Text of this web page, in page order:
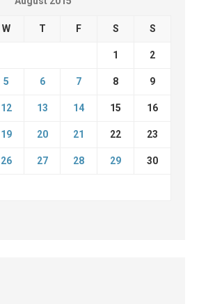
W T F S S
1 2
5 6 7 8 9
12 13 14 15 16
19 20 21 22 23
26 27 28 29 30